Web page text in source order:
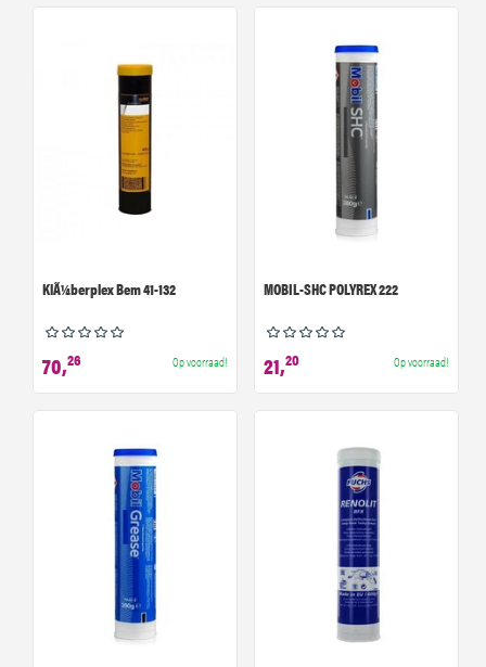
KlÃ¼berplex Bem 41-132
70,26 Op voorraad!
MOBIL-SHC POLYREX 222
21,20 Op voorraad!